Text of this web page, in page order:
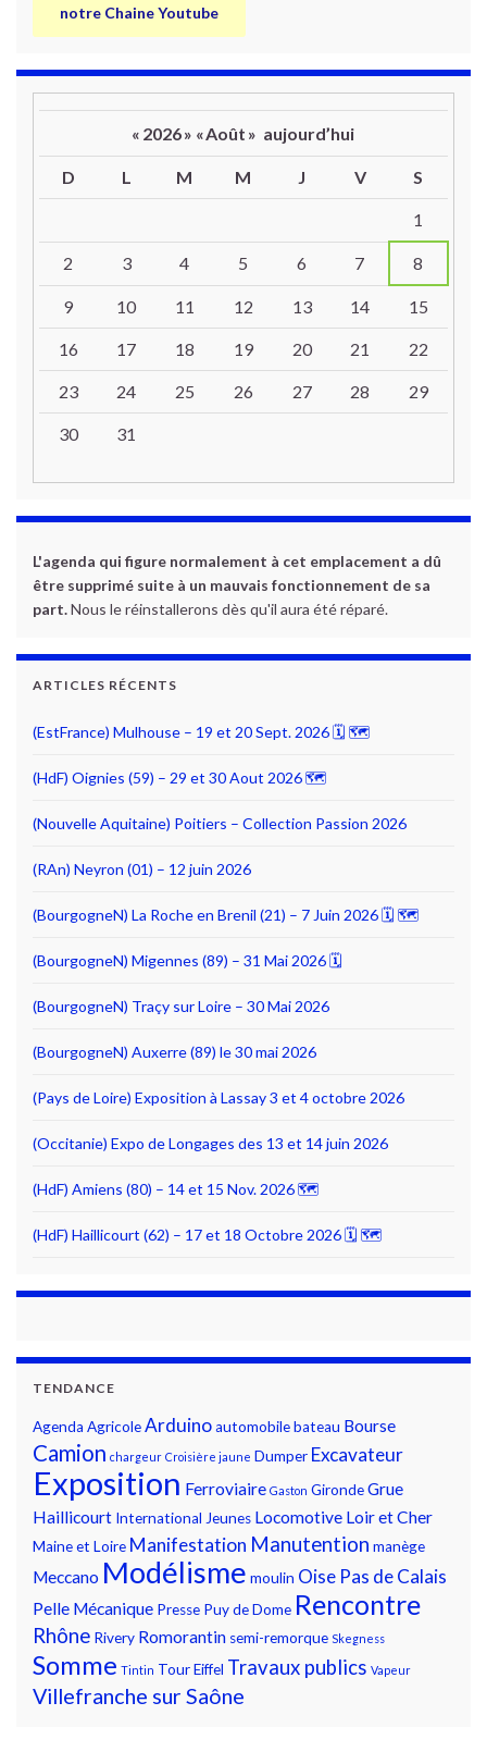
notre Chaine Youtube
« 2026» «Août » aujourd’hui
D L M M J V S
1
2 3 4 5 6 7 8
9 10 11 12 13 14 15
16 17 18 19 20 21 22
23 24 25 26 27 28 29
30 31
L'agenda qui figure normalement à cet emplacement a dû
être supprimé suite à un mauvais fonctionnement de sa
part.Nous le réinstallerons dès qu'il aura été réparé.
ARTICLES RÉCENTS
(EstFrance) Mulhouse – 19 et 20 Sept. 2026 🗓 🗺
(HdF) Oignies (59) – 29 et 30 Aout 2026 🗺
(Nouvelle Aquitaine) Poitiers – Collection Passion 2026
(RAn) Neyron (01) – 12 juin 2026
(BourgogneN) La Roche en Brenil (21) – 7 Juin 2026 🗓 🗺
(BourgogneN) Migennes (89) – 31 Mai 2026 🗓
(BourgogneN) Traçy sur Loire – 30 Mai 2026
(BourgogneN) Auxerre (89) le 30 mai 2026
(Pays de Loire) Exposition à Lassay 3 et 4 octobre 2026
(Occitanie) Expo de Longages des 13 et 14 juin 2026
(HdF) Amiens (80) – 14 et 15 Nov. 2026 🗺
(HdF) Haillicourt (62) – 17 et 18 Octobre 2026 🗓 🗺
TENDANCE
Agenda AgricoleArduinoautomobilebateau Bourse
Camion chargeur Croisière jaune Dumper Excavateur
Exposition Ferroviaire Gaston GirondeGrue
Haillicourt International Jeunes Locomotive Loir et Cher
Maine et Loire Manifestation Manutention manège
Meccano Modélisme moulin Oise Pas de Calais
Pelle Mécanique Presse Puy de Dome Rencontre
Rhône Rivery Romorantin semi-remorque Skegness
Somme Tintin Tour Eiffel Travaux publics Vapeur
Villefranche sur Saône